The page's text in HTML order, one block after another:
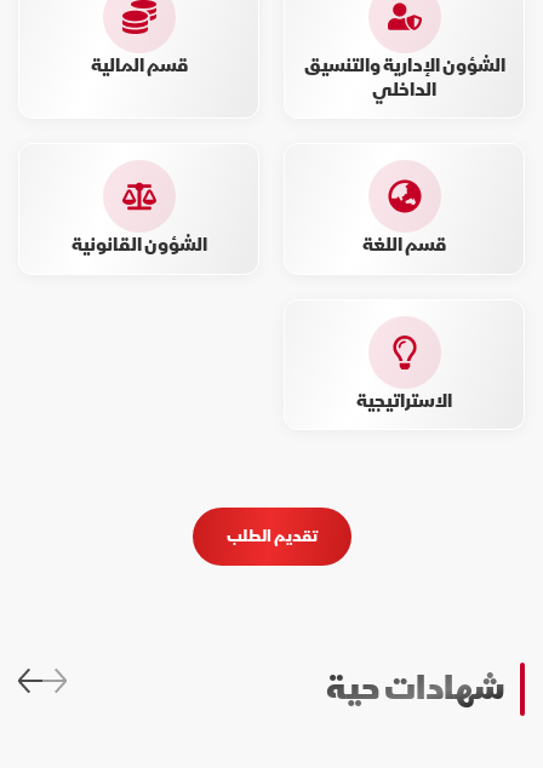
الشؤون الإدارية والتنسيق
الداخلي
قسم المالية
قسم اللغة الشؤون القانونية
الاستراتيجية
تقديم الطلب
شهادات حية